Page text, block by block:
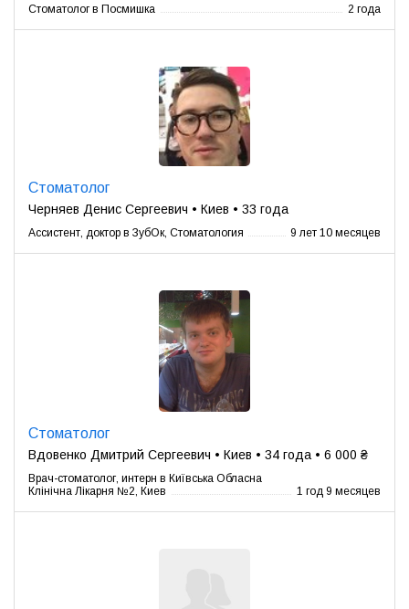
Стоматолог в Посмишка
2 года
Стоматолог
Черняев Денис Сергеевич • Киев • 33 года
Ассистент, доктор в ЗубОк, Стоматология 9 лет 10 месяцев
Стоматолог
Вдовенко Дмитрий Сергеевич • Киев • 34 года • 6 000 ₴
Врач-стоматолог, интерн в Київська Обласна
Клінічна Лікарня №2, Киев
1 год 9 месяцев